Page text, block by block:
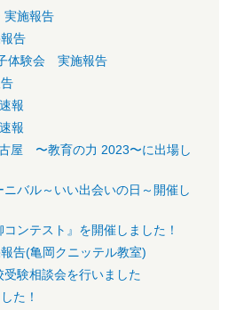
実施報告
告
体験会 実施報告
報
報
屋 〜教育の力 2023〜に出場し
バル～いい出会いの日～開催し
ンテスト』を開催しました！
告(亀岡クニッテル教室)
験相談会を行いました
た！